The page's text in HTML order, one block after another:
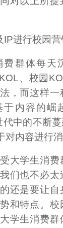
IP进行校园营
群体每天
、校园
，而这样一
内容的崛
中的不断
内容进行消
大学生消费
们也不必太
还是要让自
和特点。校
学生消费群